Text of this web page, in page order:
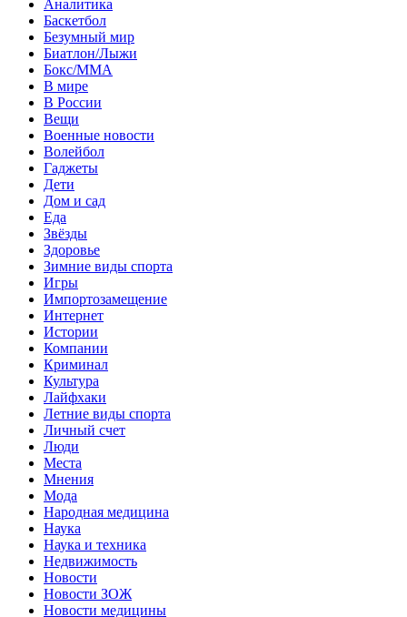
Аналитика
Баскетбол
Безумный мир
Биатлон/Лыжи
Бокс/MMA
В мире
В России
Вещи
Военные новости
Волейбол
Гаджеты
Дети
Дом и сад
Еда
Звёзды
Здоровье
Зимние виды спорта
Игры
Импортозамещение
Интернет
Истории
Компании
Криминал
Культура
Лайфхаки
Летние виды спорта
Личный счет
Люди
Места
Мнения
Мода
Народная медицина
Наука
Наука и техника
Недвижимость
Новости
Новости ЗОЖ
Новости медицины